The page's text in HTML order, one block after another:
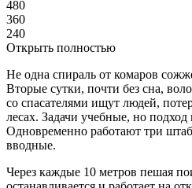
480
360
240
Открыть полностью
Не одна спираль от комаров
Вторые сутки, почти без сна,
со спасателями ищут людей,
лесах. Задачи учебные, но
Одновременно работают три
вводные.
Через каждые 10 метров пешая